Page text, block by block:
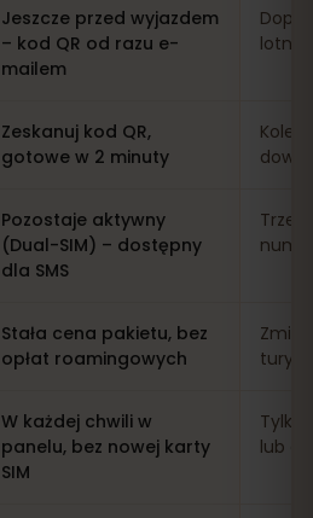
Jeszcze przed wyjazdem
– kod QR od razu e-
mailem
Zeskanuj kod QR,
gotowe w 2 minuty
Pozostaje aktywny
(Dual-SIM) – dostępny
dla SMS
Stała cena pakietu, bez
opłat roamingowych
W każdej chwili w
panelu, bez nowej karty
SIM
Tylko
lub